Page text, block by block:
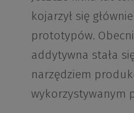
kojarzył się
prototypów.
addytywna stała
narzędziem
wykorzystywanym